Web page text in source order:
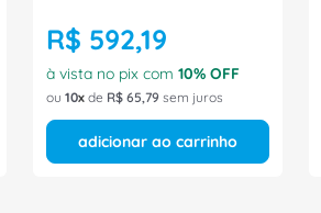
R$ 592,19
à vista no pix com 10% OFF
ou 10 de R$ 65,79 sem juros
adicionar ao carrinho